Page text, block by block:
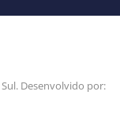
Desenvolvido por: